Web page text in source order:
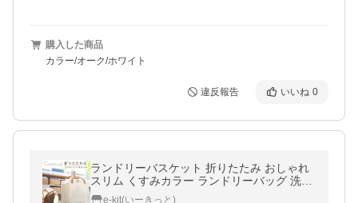
購入した商品
カラー/オーク/ホワイト
違反報告 いいね 0
ランドリーバスケット 折りたたみ おしゃれ
スリム くすみカラー ランドリーバッグ 洗濯
かご Caddrue
e-kit(いーきっと)